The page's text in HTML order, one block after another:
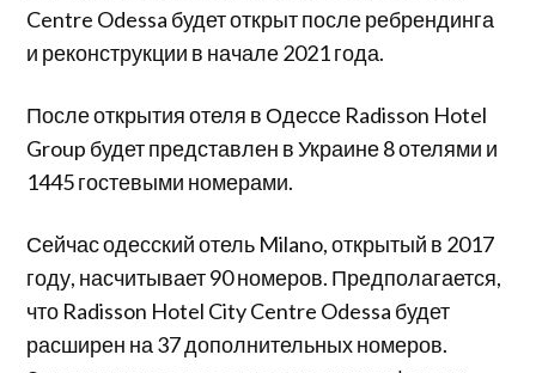
Centre Odessa будет открыт после ребрендинга
и реконструкции в начале 2021 года.
После открытия отеля в Одессе Radisson Hotel
Group будет представлен в Украине 8 отелями и
1445 гостевыми номерами.
Сейчас одесский отель Milano, открытый в 2017
году, насчитывает 90 номеров. Предполагается,
что Radisson Hotel City Centre Odessa будет
расширен на 37 дополнительных номеров.